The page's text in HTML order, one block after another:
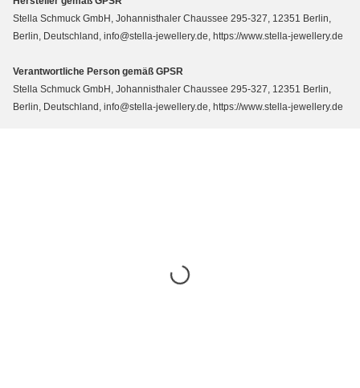
Stella Schmuck GmbH, Johannisthaler Chaussee 295-327, 12351 Berlin,
Berlin, Deutschland, info@stella-jewellery.de, https://www.stella-jewellery.de
Verantwortliche Person gemäß GPSR
Stella Schmuck GmbH, Johannisthaler Chaussee 295-327, 12351 Berlin,
Berlin, Deutschland, info@stella-jewellery.de, https://www.stella-jewellery.de